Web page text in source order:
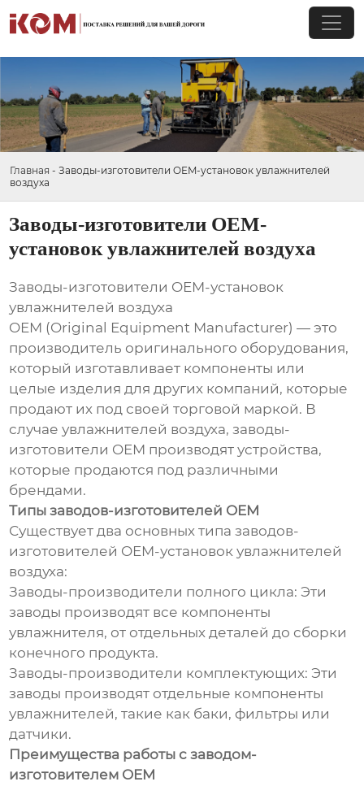
Главная - Заводы-изготовители OEM-установок увлажнителей
воздуха
Заводы-изготовители OEM-
установок увлажнителей воздуха
Заводы-изготовители OEM-установок
увлажнителей воздуха
OEM (Original Equipment Manufacturer) — это
производитель оригинального оборудования,
который изготавливает компоненты или
целые изделия для других компаний, которые
продают их под своей торговой маркой. В
случае увлажнителей воздуха, заводы-
изготовители OEM производят устройства,
которые продаются под различными
брендами.
Типы заводов-изготовителей OEM
Существует два основных типа заводов-
изготовителей OEM-установок увлажнителей
воздуха:
Заводы-производители полного цикла: Эти
заводы производят все компоненты
увлажнителя, от отдельных деталей до сборки
конечного продукта.
Заводы-производители комплектующих: Эти
заводы производят отдельные компоненты
увлажнителей, такие как баки, фильтры или
датчики.
Преимущества работы с заводом-
изготовителем OEM